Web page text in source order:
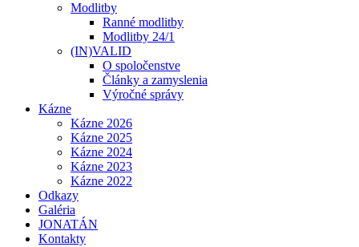
Modlitby
Ranné modlitby
Modlitby 24/1
(IN)VALID
O spoločenstve
Články a zamyslenia
Výročné správy
Kázne
Kázne 2026
Kázne 2025
Kázne 2024
Kázne 2023
Kázne 2022
Odkazy
Galéria
JONATÁN
Kontakty